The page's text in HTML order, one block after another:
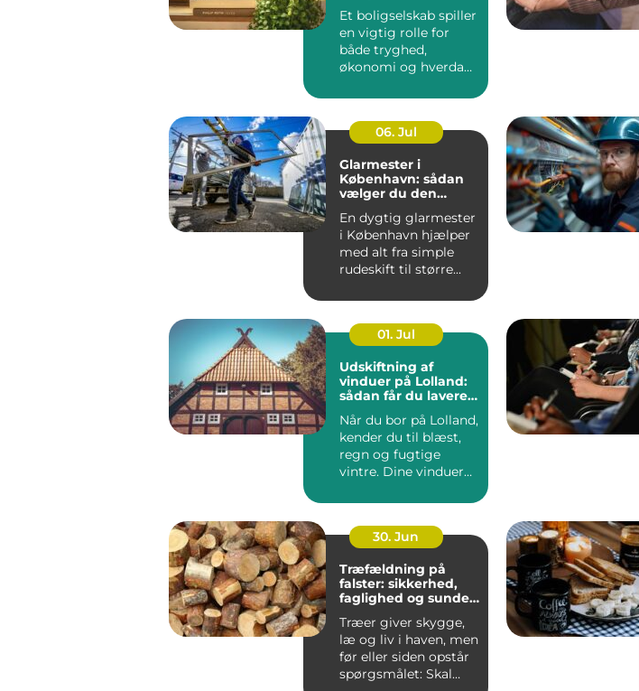
Et boligselskab spiller
en vigtig rolle for
både tryghed,
økonomi og hverdag,
06. Jul
Glarmester i
København: sådan
vælger du den
En dygtig glarmester
i København hjælper
med alt fra simple
rudeskift til større...
01. Jul
Udskiftning af
vinduer på Lolland:
sådan får du lavere
Når du bor på Lolland,
kender du til blæst,
regn og fugtige
vintre. Dine vinduer
30. Jun
Træfældning på
falster: sikkerhed,
faglighed og sunde
Træer giver skygge,
læ og liv i haven, men
før eller siden opstår
spørgsmålet: Skal